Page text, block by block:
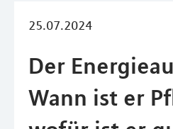
25.07.2024
Der
Wann ist er